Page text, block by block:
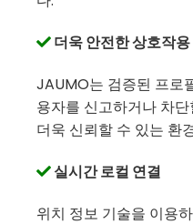
더욱 안전한 상호작용
JAUMO는 검증된 프로
용자를 신고하거나 차
더욱 신뢰할 수 있는 환
실시간 로컬 연결
위치 정보 기술을 이용